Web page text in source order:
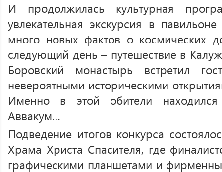
И продолжилась культурная
увлекательная экскурсия в
много новых фактов о космических
следующий день – путешествие в
Боровский монастырь встретил
невероятными историческими
Именно в этой обители
Аввакум…
Подведение итогов конкурса
Храма Христа Спасителя, где
графическими планшетами и